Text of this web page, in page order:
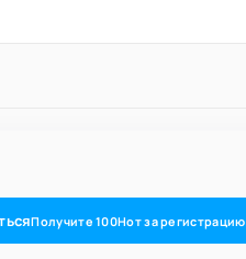
Получите100Нотза регистрацию